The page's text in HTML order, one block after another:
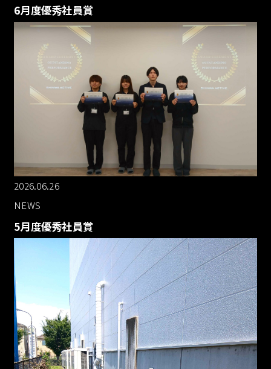
お問い合わせ
CONTACT
お知らせ個人情報保護個人情報取り扱い
反社会的勢力に対する基本方針
資料ダウンロード
9:00-17:00 土日祝日除く
6月度優秀社員賞
2026.06.26
NEWS
5月度優秀社員賞